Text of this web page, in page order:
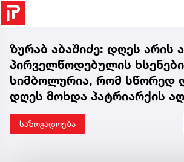
ზურაბ აბაშიძე: დღეს არის
პირველწოდებულის
სიმბოლურია, რომ სწორედ
დღეს მოხდა პატრიარქის
საზოგადოება